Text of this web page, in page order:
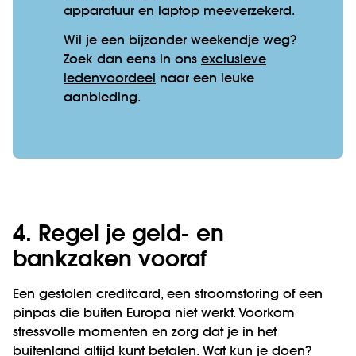
apparatuur en laptop mee­verzekerd.
Wil je een bijzonder weekendje weg?
Zoek dan eens in ons exclusieve
ledenvoordeel
naar een leuke
aanbieding.
4. Regel je geld- en
bankzaken vooraf
Een gestolen creditcard, een stroomstoring of een
pinpas die buiten Europa niet werkt. Voorkom
stressvolle momenten en zorg dat je in het
buitenland altijd kunt betalen. Wat kun je doen?